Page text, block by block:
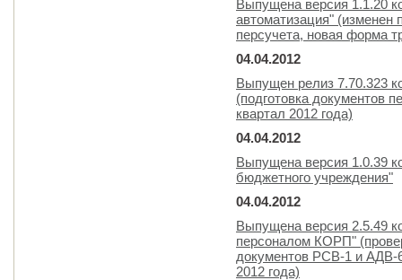
Выпущена версия 1.1.20
автоматизация" (изменен
персучета, новая форма
04.04.2012
Выпущен релиз 7.70.323
(подготовка документов
квартал 2012 года)
04.04.2012
Выпущена версия 1.0.39
бюджетного учреждения"
04.04.2012
Выпущена версия 2.5.49
персоналом КОРП"
документов РСВ-1 и АДВ-
2012 года)